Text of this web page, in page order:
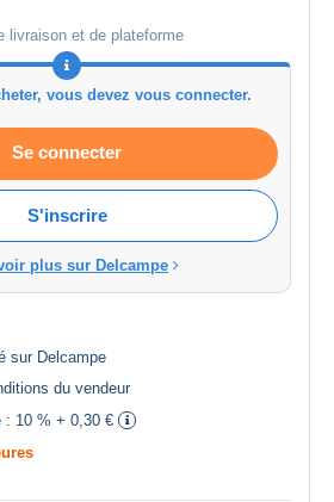
livraison et de plateforme
vous devez vous connecter.
Se connecter
S'inscrire
plus sur Delcampe
sur Delcampe
du vendeur
: 10 % + 0,30 €